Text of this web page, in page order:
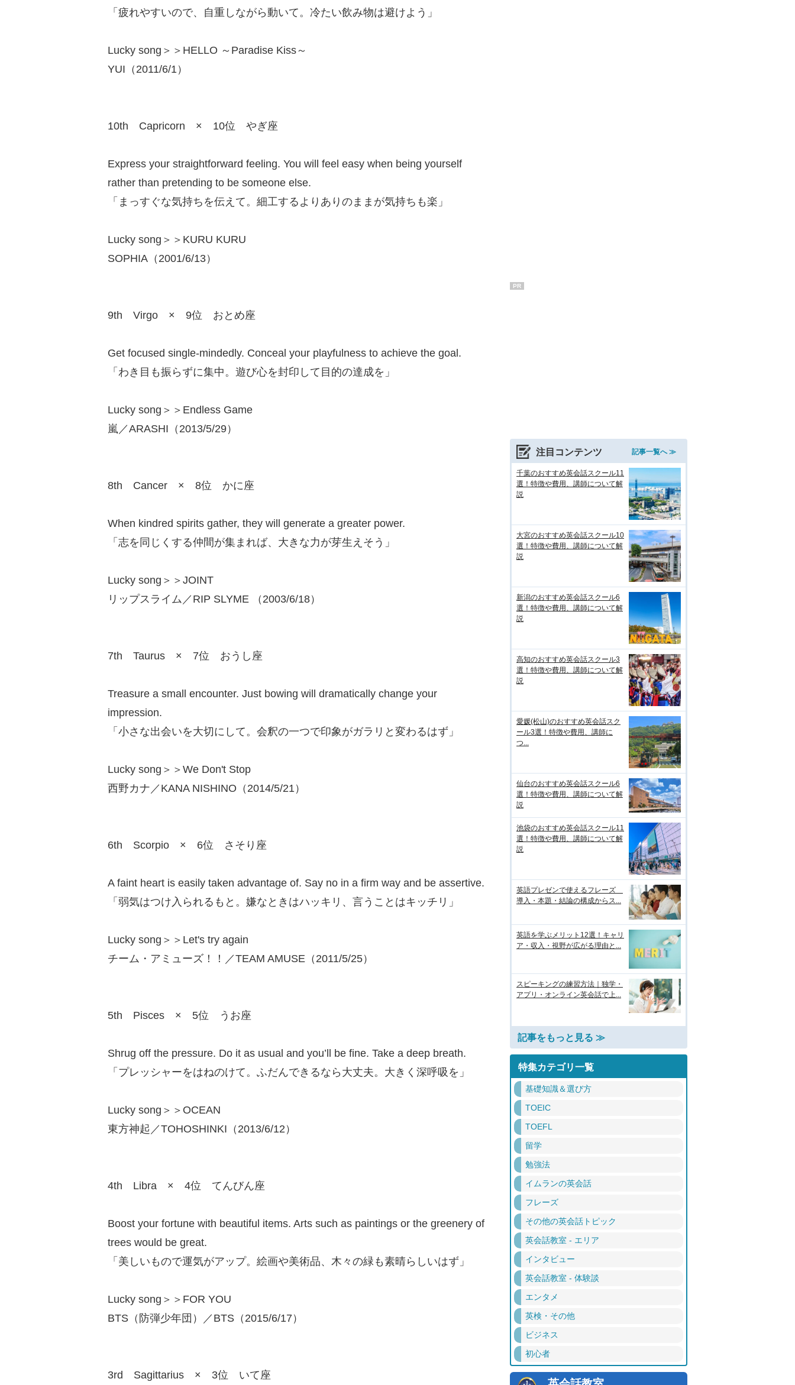
「疲れやすいので、自重しながら動いて。冷たい飲み物は避けよう」
Lucky song＞＞HELLO ～Paradise Kiss～
YUI（2011/6/1）
10th Capricorn × 10位 やぎ座
Express your straightforward feeling. You will feel easy when being yourself
rather than pretending to be someone else.
「まっすぐな気持ちを伝えて。細工するよりありのままが気持ちも楽」
Lucky song＞＞KURU KURU
SOPHIA（2001/6/13）
9th Virgo × 9位 おとめ座
Get focused single-mindedly. Conceal your playfulness to achieve the goal.
「わき目も振らずに集中。遊び心を封印して目的の達成を」
Lucky song＞＞Endless Game
嵐／ARASHI（2013/5/29）
8th Cancer × 8位 かに座
When kindred spirits gather, they will generate a greater power.
「志を同じくする仲間が集まれば、大きな力が芽生えそう」
Lucky song＞＞JOINT
リップスライム／RIP SLYME （2003/6/18）
7th Taurus × 7位 おうし座
Treasure a small encounter. Just bowing will dramatically change your
impression.
「小さな出会いを大切にして。会釈の一つで印象がガラリと変わるはず」
Lucky song＞＞We Don't Stop
西野カナ／KANA NISHINO（2014/5/21）
6th Scorpio × 6位 さそり座
A faint heart is easily taken advantage of. Say no in a firm way and be assertive.
「弱気はつけ入られるもと。嫌なときはハッキリ、言うことはキッチリ」
Lucky song＞＞Let's try again
チーム・アミューズ！！／TEAM AMUSE（2011/5/25）
5th Pisces × 5位 うお座
Shrug off the pressure. Do it as usual and you’ll be fine. Take a deep breath.
「プレッシャーをはねのけて。ふだんできるなら大丈夫。大きく深呼吸を」
Lucky song＞＞OCEAN
東方神起／TOHOSHINKI（2013/6/12）
4th Libra × 4位 てんびん座
Boost your fortune with beautiful items. Arts such as paintings or the greenery of
trees would be great.
「美しいもので運気がアップ。絵画や美術品、木々の緑も素晴らしいはず」
Lucky song＞＞FOR YOU
BTS（防弾少年団）／BTS（2015/6/17）
3rd Sagittarius × 3位 いて座
PR
注目コンテンツ 記事一覧へ ≫
千葉のおすすめ英会話スクール11
選！特徴や費用、講師について解
説
大宮のおすすめ英会話スクール10
選！特徴や費用、講師について解
説
新潟のおすすめ英会話スクール6
選！特徴や費用、講師について解
説
高知のおすすめ英会話スクール3
選！特徴や費用、講師について解
説
愛媛(松山)のおすすめ英会話スク
ール3選！特徴や費用、講師に
つ...
仙台のおすすめ英会話スクール6
選！特徴や費用、講師について解
説
池袋のおすすめ英会話スクール11
選！特徴や費用、講師について解
説
英語プレゼンで使えるフレーズ
導入・本題・結論の構成からス...
英語を学ぶメリット12選！キャリ
ア・収入・視野が広がる理由と...
スピーキングの練習方法｜独学・
アプリ・オンライン英会話で上...
記事をもっと見る ≫
特集カテゴリ一覧
基礎知識＆選び方
TOEIC
TOEFL
留学
勉強法
イムランの英会話
フレーズ
その他の英会話トピック
英会話教室 - エリア
インタビュー
英会話教室 - 体験談
エンタメ
英検・その他
ビジネス
初心者